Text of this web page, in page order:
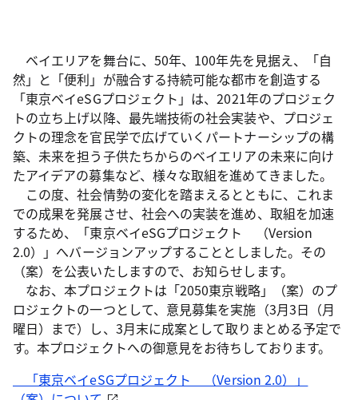
ベイエリアを舞台に、50年、100年先を見据え、「自
然」と「便利」が融合する持続可能な都市を創造する
「東京ベイeSGプロジェクト」は、2021年のプロジェク
トの立ち上げ以降、最先端技術の社会実装や、プロジェ
クトの理念を官民学で広げていくパートナーシップの構
築、未来を担う子供たちからのベイエリアの未来に向け
たアイデアの募集など、様々な取組を進めてきました。
この度、社会情勢の変化を踏まえるとともに、これま
での成果を発展させ、社会への実装を進め、取組を加速
するため、「東京ベイeSGプロジェクト （Version
2.0）」へバージョンアップすることとしました。その
（案）を公表いたしますので、お知らせします。
なお、本プロジェクトは「2050東京戦略」（案）のプ
ロジェクトの一つとして、意見募集を実施（3月3日（月
曜日）まで）し、3月末に成案として取りまとめる予定で
す。本プロジェクトへの御意見をお待ちしております。
「東京ベイeSGプロジェクト （Version 2.0）」